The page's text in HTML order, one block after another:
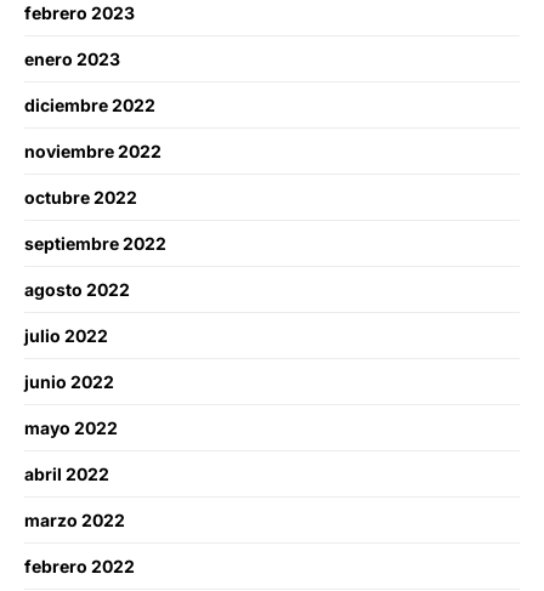
febrero 2023
enero 2023
diciembre 2022
noviembre 2022
octubre 2022
septiembre 2022
agosto 2022
julio 2022
junio 2022
mayo 2022
abril 2022
marzo 2022
febrero 2022